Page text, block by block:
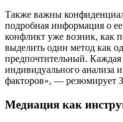
Также важны
подробная информация о
конфликт уже возник, как
выделить один метод как
предпочтительный. Каждая
индивидуального анализа
факторов», — резюмирует
Медиация как